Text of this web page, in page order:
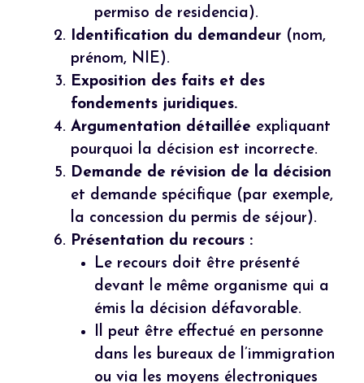
permiso de residencia).
Identification du demandeur (nom,
prénom, NIE).
Exposition des faits et des
fondements juridiques.
Argumentation détaillée expliquant
pourquoi la décision est incorrecte.
Demande de révision de la décision
et demande spécifique (par exemple,
la concession du permis de séjour).
Présentation du recours :
Le recours doit être présenté
devant le même organisme qui a
émis la décision défavorable.
Il peut être effectué en personne
dans les bureaux de l’immigration
ou via les moyens électroniques